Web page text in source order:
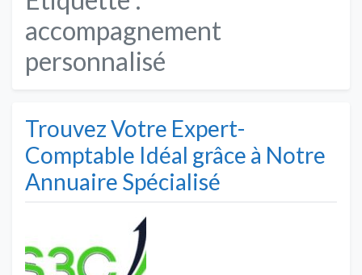
accompagnement
personnalisé
Trouvez Votre Expert-
Comptable Idéal grâce à Notre
Annuaire Spécialisé